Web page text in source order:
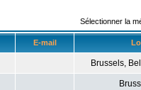
Sélectionner la
E-mail
Brussels,